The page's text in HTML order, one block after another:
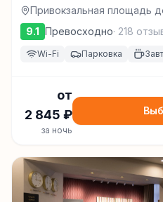
Привокзальная площадь
9.1 Превосходно· 218
Wi-Fi Парковка
от
2 845 ₽
за ночь